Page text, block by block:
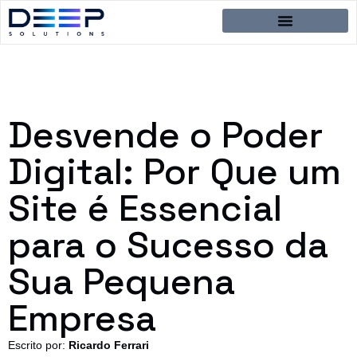
Desvende o Poder
Digital: Por Que um
Site é Essencial
para o Sucesso da
Sua Pequena
Empresa
Escrito por: Ricardo Ferrari